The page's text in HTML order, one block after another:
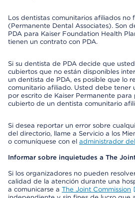
Los dentistas comunitarios afiliados no
(Permanente Dental Associates). Son
PDA para Kaiser Foundation Health
tienen un contrato con PDA.
Si su dentista de PDA decide que
cubiertos que no están disponibles
un dentista de PDA, es posible que lo
comunitario afiliado. Usted debe tener
por escrito de Kaiser Permanente
cubierto de un dentista comunitario
Si desea reportar un error sobre
del directorio, llame a Servicio a los
o comuníquese con el administrador
Informar sobre inquietudes a The
Si los organizadores no pueden
calidad de la atención durante una
a comunicarse a The Joint Commission